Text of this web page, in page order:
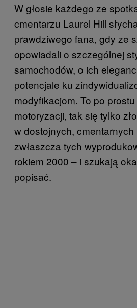
W głosie każdego ze
cmentarzu Laurel Hill
prawdziwego fana, gdy ze
opowiadali o szczególnej
samochodów, o ich
potencjale ku
modyfikacjom. To po
motoryzacji, tak się tylko
w dostojnych, cmentarnych
zwłaszcza tych
rokiem 2000 – i szukają
popisać.